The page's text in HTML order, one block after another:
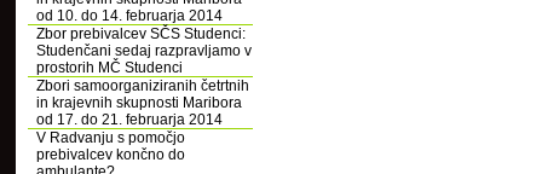
od 10. do 14. februarja 2014
Zbor prebivalcev SČS Studenci:
Studenčani sedaj razpravljamo v
prostorih MČ Studenci
Zbori samoorganiziranih četrtnih
in krajevnih skupnosti Maribora
od 17. do 21. februarja 2014
V Radvanju s pomočjo
prebivalcev končno do